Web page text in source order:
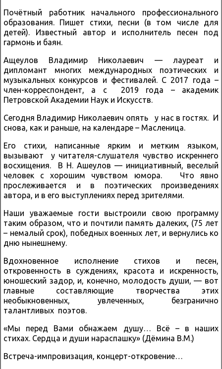
Почётный работник начального профессионального
образования. Пишет стихи, песни (в том числе для
детей). Известный автор и исполнитель песен под
гармонь и баян.
Ащеулов Владимир Николаевич — лауреат и
дипломант многих международных поэтических и
музыкальных конкурсов и фестивалей. С 2017 года –
член-корреспондент, а с 2019 года – академик
Петровской Академии Наук и Искусств.
Сегодня Владимир Николаевич опять у нас в гостях. И
снова, как и раньше, на календаре – Масленица.
Его стихи, написанные ярким и метким языком,
вызывают у читателя-слушателя чувство искреннего
восхищения. В Н. Ашеулов — инициативный, веселый
человек с хорошим чувством юмора. Что явно
прослеживается и в поэтических произведениях
автора, и в его выступлениях перед зрителями.
Наши уважаемые гости выстроили свою программу
таким образом, что и почтили память далеких, (75 лет
– немалый срок), победных военных лет, и вернулись ко
дню нынешнему.
Вдохновенное исполнение стихов и песен,
откровенность в суждениях, красота и искренность,
юношеский задор, и, конечно, молодость души, — вот
главные составляющие творчества этих
необыкновенных, увлеченных, безгранично
талантливых поэтов.
«Мы перед Вами обнажаем душу… Всё – в наших
стихах. Сердца и души нараспашку» (Дёмина В.М.)
Встреча-импровизация, концерт-откровение…